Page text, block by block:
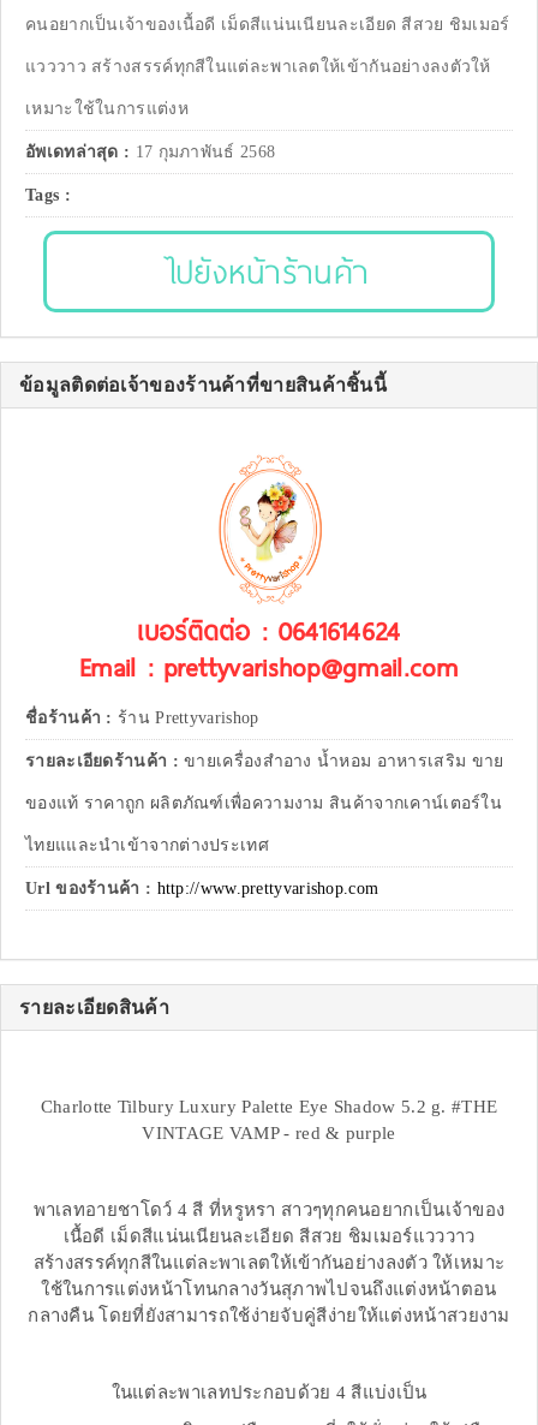
คนอยากเป็นเจ้าของเนื้อดี เม็ดสีแน่นเนียนละเอียด สีสวย ชิมเมอร์
แวววาว สร้างสรรค์ทุกสีในแต่ละพาเลตให้เข้ากันอย่างลงตัวให้
เหมาะใช้ในการแต่งห
อัพเดทล่าสุด : 17 กุมภาพันธ์ 2568
Tags :
ไปยังหน้าร้านค้า
ข้อมูลติดต่อเจ้าของร้านค้าที่ขายสินค้าชิ้นนี้
เบอร์ติดต่อ : 0641614624
Email : prettyvarishop@gmail.com
ชื่อร้านค้า : ร้าน Prettyvarishop
รายละเอียดร้านค้า :ขายเครื่องสำอาง น้ำหอม อาหารเสริม ขาย
ของแท้ ราคาถูก ผลิตภัณฑ์เพื่อความงาม สินค้าจากเคาน์เตอร์ใน
ไทยแและนำเข้าจากต่างประเทศ
Url ของร้านค้า : http://www.prettyvarishop.com
รายละเอียดสินค้า
Charlotte Tilbury Luxury Palette Eye Shadow 5.2 g. #THE
VINTAGE VAMP - red & purple
พาเลทอายชาโดว์ 4 สี ที่หรูหรา สาวๆทุกคนอยากเป็นเจ้าของ
เนื้อดี เม็ดสีแน่นเนียนละเอียด สีสวย ชิมเมอร์แวววาว
สร้างสรรค์ทุกสีในแต่ละพาเลตให้เข้ากันอย่างลงตัว ให้เหมาะ
ใช้ในการแต่งหน้าโทนกลางวันสุภาพไปจนถึงแต่งหน้าตอน
กลางคืน โดยที่ยังสามารถใช้ง่ายจับคู่สีง่ายให้แต่งหน้าสวยงาม
ในแต่ละพาเลทประกอบด้วย 4 สีแบ่งเป็น